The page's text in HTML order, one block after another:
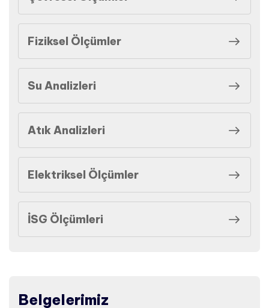
Fiziksel Ölçümler
Su Analizleri
Atık Analizleri
Elektriksel Ölçümler
İSG Ölçümleri
Belgelerimiz